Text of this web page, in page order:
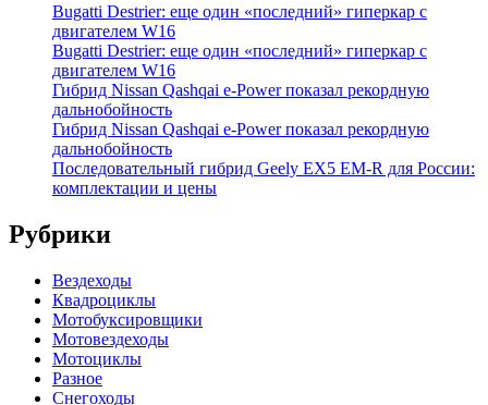
Bugatti Destrier: еще один «последний» гиперкар с
двигателем W16
Bugatti Destrier: еще один «последний» гиперкар с
двигателем W16
Гибрид Nissan Qashqai e-Power показал рекордную
дальнобойность
Гибрид Nissan Qashqai e-Power показал рекордную
дальнобойность
Последовательный гибрид Geely EX5 EM-R для России:
комплектации и цены
Рубрики
Вездеходы
Квадроциклы
Мотобуксировщики
Мотовездеходы
Мотоциклы
Разное
Снегоходы